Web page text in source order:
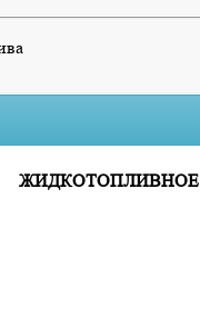
ЖИДКОТОПЛИВНОЕ